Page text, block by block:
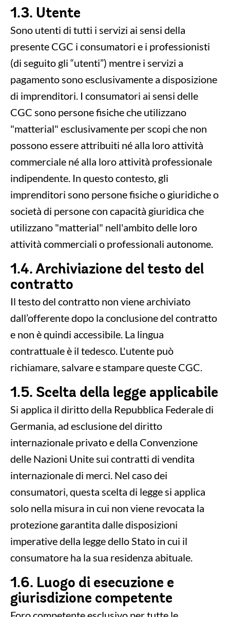
1.3. Utente
Sono utenti di tutti i servizi ai sensi della
presente CGC i consumatori e i professionisti
(di seguito gli “utenti”) mentre i servizi a
pagamento sono esclusivamente a disposizione
di imprenditori. I consumatori ai sensi delle
CGC sono persone fisiche che utilizzano
"matterial" esclusivamente per scopi che non
possono essere attribuiti né alla loro attività
commerciale né alla loro attività professionale
indipendente. In questo contesto, gli
imprenditori sono persone fisiche o giuridiche o
società di persone con capacità giuridica che
utilizzano "matterial" nell'ambito delle loro
attività commerciali o professionali autonome.
1.4. Archiviazione del testo del
contratto
Il testo del contratto non viene archiviato
dall’offerente dopo la conclusione del contratto
e non è quindi accessibile. La lingua
contrattuale è il tedesco. L'utente può
richiamare, salvare e stampare queste CGC.
1.5. Scelta della legge applicabile
Si applica il diritto della Repubblica Federale di
Germania, ad esclusione del diritto
internazionale privato e della Convenzione
delle Nazioni Unite sui contratti di vendita
internazionale di merci. Nel caso dei
consumatori, questa scelta di legge si applica
solo nella misura in cui non viene revocata la
protezione garantita dalle disposizioni
imperative della legge dello Stato in cui il
consumatore ha la sua residenza abituale.
1.6. Luogo di esecuzione e
giurisdizione competente